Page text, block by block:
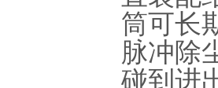
筒可长
脉冲除
碰到进